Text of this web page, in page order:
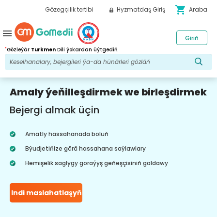
Gözegçilik tertibi Hyzmatdaş Giriş shopping_cart Araba
*Gözleýär Turkmen Dili ýokardan üýtgediň.
Giriň
menu
Amaly ýeňilleşdirmek we birleşdirmek
Bejergi almak üçin
Amatly hassahanada boluň
Býudjetiňize görä hassahana saýlawlary
Hemişelik saglygy goraýyş geňeşçisiniň goldawy
Indi maslahatlaşyň